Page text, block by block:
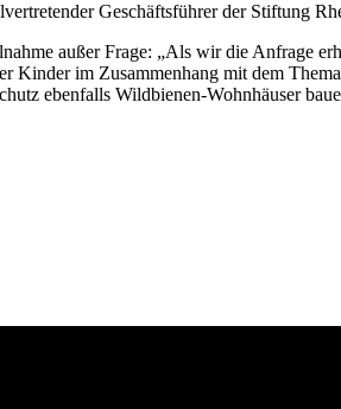
Geschäftsführer der Stiftung
außer Frage: „Als wir die Anfrage
im Zusammenhang mit dem
ebenfalls Wildbienen-Wohnhäuser